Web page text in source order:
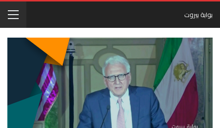
بوابة بيروت